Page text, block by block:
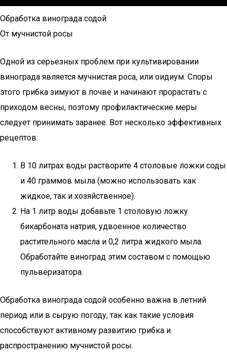
Обработка винограда содой
От мучнистой росы
Одной из серьезных проблем при культивировании
винограда является мучнистая роса, или оидиум. Споры
этого грибка зимуют в почве и начинают прорастать с
приходом весны, поэтому профилактические меры
следует принимать заранее. Вот несколько эффективных
рецептов:
В 10 литрах воды растворите 4 столовые ложки соды
и 40 граммов мыла (можно использовать как
жидкое, так и хозяйственное).
На 1 литр воды добавьте 1 столовую ложку
бикарбоната натрия, удвоенное количество
растительного масла и 0,2 литра жидкого мыла.
Обработайте виноград этим составом с помощью
пульверизатора.
Обработка винограда содой особенно важна в летний
период или в сырую погоду, так как такие условия
способствуют активному развитию грибка и
распространению мучнистой росы.